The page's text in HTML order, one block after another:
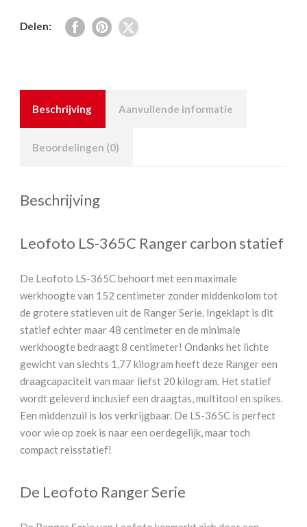
Delen:
Beschrijving Aanvullende informatie
Beoordelingen (0)
Beschrijving
Leofoto LS-365C Ranger carbon statief
De Leofoto LS-365C behoort met een maximale
werkhoogte van 152 centimeter zonder middenkolom tot
de grotere statieven uit de Ranger Serie. Ingeklapt is dit
statief echter maar 48 centimeter en de minimale
werkhoogte bedraagt 8 centimeter! Ondanks het lichte
gewicht van slechts 1,77 kilogram heeft deze Ranger een
draagcapaciteit van maar liefst 20 kilogram. Het statief
wordt geleverd inclusief een draagtas, multitool en spikes.
Een middenzuil is los verkrijgbaar. De LS-365C is perfect
voor wie op zoek is naar een oerdegelijk, maar toch
compact reisstatief!
De Leofoto Ranger Serie